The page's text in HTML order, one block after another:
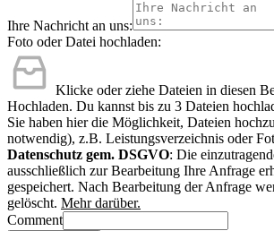
Ihre Nachricht an uns:
Foto oder Datei hochladen:
Klicke oder ziehe Dateien in diesen
Hochladen. Du kannst bis zu 3 Dateien
Sie haben hier die Möglichkeit, Dateien
notwendig), z.B. Leistungsverzeichnis oder
Datenschutz gem. DSGVO: Die
ausschließlich zur Bearbeitung Ihre Anfrage
gespeichert. Nach Bearbeitung der Anfrage
gelöscht. Mehr darüber.
Comment